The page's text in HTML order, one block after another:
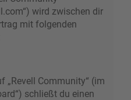
wird zwischen dir
mit folgenden
„Revell Community“ (im
schließt du einen